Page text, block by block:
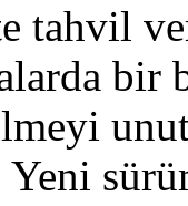
tahvil
bir